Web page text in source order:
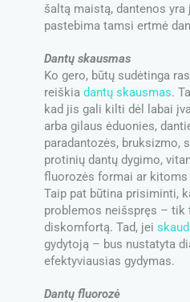
šaltą maistą, dantenos
pastebima tamsi ertmė
Dantų skausmas
Ko gero, būtų sudėtinga
reiškia dantų skausmas.
kad jis gali kilti dėl labai
arba gilaus ėduonies,
paradantozės, bruksizmo,
protinių dantų dygimo,
fluorozės formai ar
Taip pat būtina prisiminti,
problemos neišspręs – tik
diskomfortą. Tad, jei
gydytoją – bus nustatyta
efektyviausias gydymas.
Dantų fluorozė